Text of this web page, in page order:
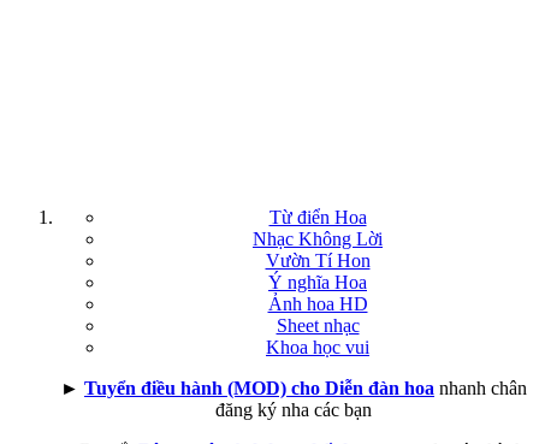
Từ điển Hoa
Nhạc Không Lời
Vườn Tí Hon
Ý nghĩa Hoa
Ảnh hoa HD
Sheet nhạc
Khoa học vui
► Tuyển điều hành (MOD) cho Diễn đàn hoa nhanh chân
đăng ký nha các bạn